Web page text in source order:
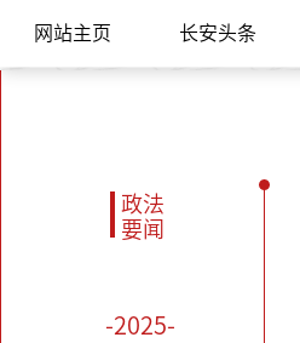
网站主页 长安头条
政法
要闻
-2025-